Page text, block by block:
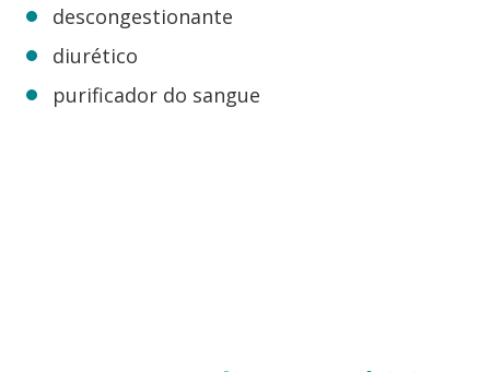
descongestionante
diurético
purificador do sangue